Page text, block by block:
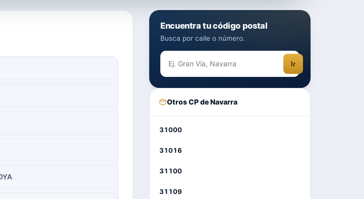
Encuentra tu código postal
Busca por calle o número.
Ir
Otros CP de Navarra
31000
31016
31100
31109